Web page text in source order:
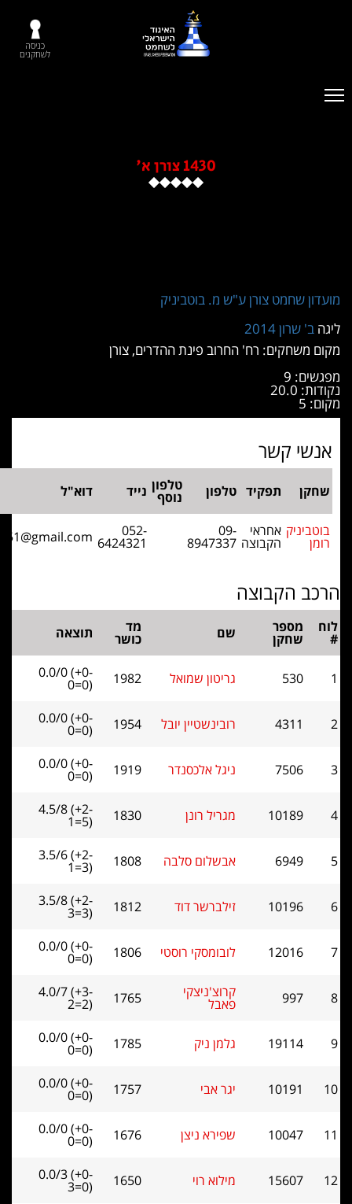
שחמט צורן ע"ש מ. בוטביניק
2014
רח' החרוב פינת ההדרים, צורן
9
קשר
תפקיד טלפון טלפון
נוסף נייד דוא"ל
אחראי
הקבוצה
09-
8947337
6424321
romb1951@gmail.com
הקבוצה
מספר
שחקן שם תוצאה
530 גריטון שמואל 1982
0.0/0 (+0-
0=0)
4311 רובינשטיין יובל 1954
0.0/0 (+0-
0=0)
7506 ניגל אלכסנדר 1919
0.0/0 (+0-
0=0)
10189 מגריל רונן 4.5/8 (+2-
1=5)
6949 אבשלום סלבה 1808
3.5/6 (+2-
1=3)
10196 זילברשר דוד 1812
3.5/8 (+2-
3=3)
12016 לובומסקי רוסטי 1806
0.0/0 (+0-
0=0)
997 קרוצ'ניצקי 1765
4.0/7 (+3-
2=2)
19114 גלמן ניק 0.0/0 (+0-
0=0)
10191 יגר אבי 0.0/0 (+0-
0=0)
10047 שפירא ניצן 1676
0.0/0 (+0-
0=0)
15607 מילוא רוי 0.0/3 (+0-
3=0)